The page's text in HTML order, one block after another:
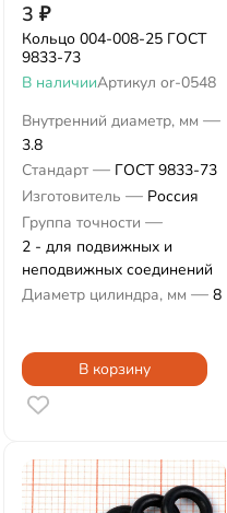
3 ₽
Кольцо 004-008-25 ГОСТ
9833-73
В наличииАртикул or-0548
Внутренний диаметр, мм —
3.8
Стандарт — ГОСТ 9833-73
Изготовитель — Россия
Группа точности —
2 - для подвижных и
неподвижных соединений
Диаметр цилиндра, мм — 8
В корзину